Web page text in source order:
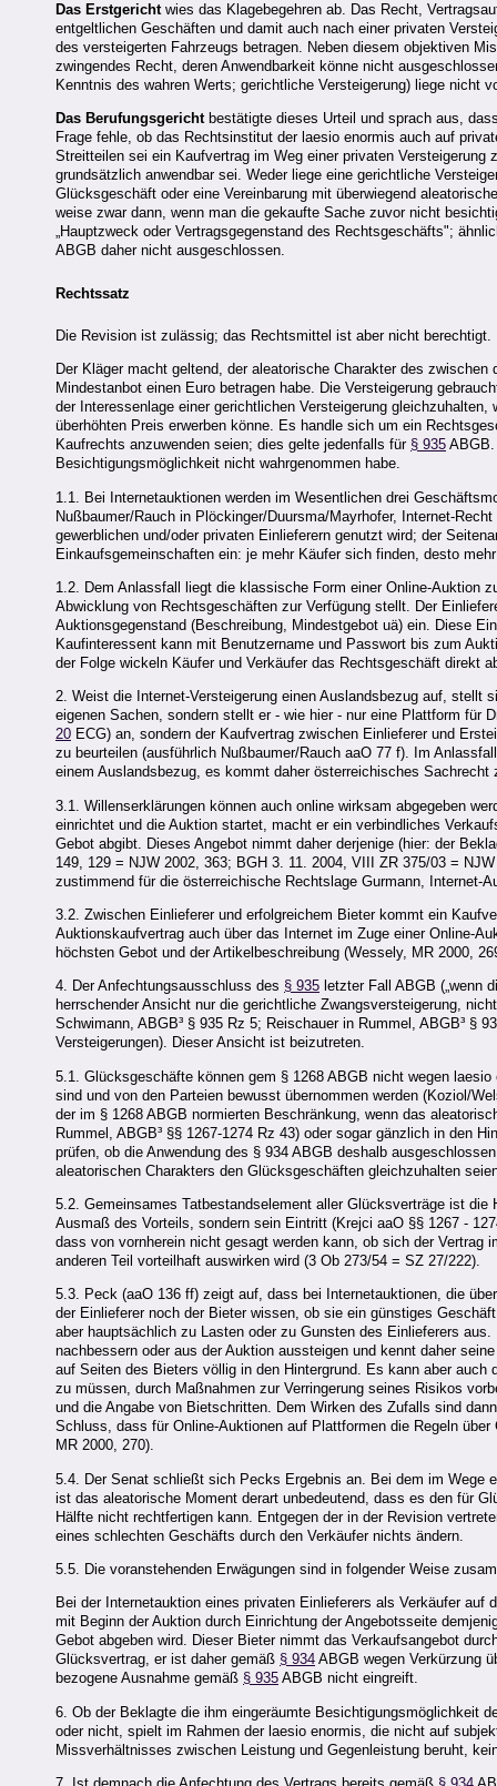
Das Erstgerichtwies das Klagebegehren ab. Das Recht,
entgeltlichen Geschäften und damit auch nach einer privaten
des versteigerten Fahrzeugs betragen. Neben diesem objektiven
zwingendes Recht, deren Anwendbarkeit könne nicht
Kenntnis des wahren Werts; gerichtliche Versteigerung) liege nicht
Das Berufungsgerichtbestätigte dieses Urteil und sprach aus,
Frage fehle, ob das Rechtsinstitut der laesio enormis auch auf
Streitteilen sei ein Kaufvertrag im Weg einer privaten
grundsätzlich anwendbar sei. Weder liege eine gerichtliche
Glücksgeschäft oder eine Vereinbarung mit überwiegend
weise zwar dann, wenn man die gekaufte Sache zuvor nicht
„Hauptzweck oder Vertragsgegenstand des Rechtsgeschäfts";
ABGB daher nicht ausgeschlossen.
Rechtssatz
Die Revision ist zulässig; das Rechtsmittel ist aber nicht berechtigt.
Der Kläger macht geltend, der aleatorische Charakter des
Mindestanbot einen Euro betragen habe. Die Versteigerung
der Interessenlage einer gerichtlichen Versteigerung
überhöhten Preis erwerben könne. Es handle sich um ein
Kaufrechts anzuwenden seien; dies gelte jedenfalls für § 935
Besichtigungsmöglichkeit nicht wahrgenommen habe.
1.1. Bei Internetauktionen werden im Wesentlichen drei
Nußbaumer/Rauch in Plöckinger/Duursma/Mayrhofer, Internet-
gewerblichen und/oder privaten Einlieferern genutzt wird; der
Einkaufsgemeinschaften ein: je mehr Käufer sich finden, desto
1.2. Dem Anlassfall liegt die klassische Form einer Online-Auktion
Abwicklung von Rechtsgeschäften zur Verfügung stellt. Der
Auktionsgegenstand (Beschreibung, Mindestgebot uä) ein. Diese
Kaufinteressent kann mit Benutzername und Passwort bis zum
der Folge wickeln Käufer und Verkäufer das Rechtsgeschäft direkt
2. Weist die Internet-Versteigerung einen Auslandsbezug auf, stellt
eigenen Sachen, sondern stellt er - wie hier - nur eine Plattform
20 ECG) an, sondern der Kaufvertrag zwischen Einlieferer und
zu beurteilen (ausführlich Nußbaumer/Rauch aaO 77 f). Im
einem Auslandsbezug, es kommt daher österreichisches Sachrecht
3.1. Willenserklärungen können auch online wirksam abgegeben
einrichtet und die Auktion startet, macht er ein verbindliches
Gebot abgibt. Dieses Angebot nimmt daher derjenige (hier: der
149, 129 = NJW 2002, 363; BGH 3. 11. 2004, VIII ZR 375/03 =
zustimmend für die österreichische Rechtslage Gurmann, Internet-
3.2. Zwischen Einlieferer und erfolgreichem Bieter kommt ein
Auktionskaufvertrag auch über das Internet im Zuge einer Online-
höchsten Gebot und der Artikelbeschreibung (Wessely, MR 2000,
4. Der Anfechtungsausschluss des § 935 letzter Fall ABGB („wenn
herrschender Ansicht nur die gerichtliche Zwangsversteigerung,
Schwimann, ABGB³ § 935 Rz 5; Reischauer in Rummel, ABGB³ §
Versteigerungen). Dieser Ansicht ist beizutreten.
5.1. Glücksgeschäfte können gem § 1268 ABGB nicht wegen
sind und von den Parteien bewusst übernommen werden (Koziol/
der im § 1268 ABGB normierten Beschränkung, wenn das
Rummel, ABGB³ §§ 1267-1274 Rz 43) oder sogar gänzlich in den
prüfen, ob die Anwendung des § 934 ABGB deshalb
aleatorischen Charakters den Glücksgeschäften gleichzuhalten
5.2. Gemeinsames Tatbestandselement aller Glücksverträge ist
Ausmaß des Vorteils, sondern sein Eintritt (Krejci aaO §§ 1267 -
dass von vornherein nicht gesagt werden kann, ob sich der
anderen Teil vorteilhaft auswirken wird (3 Ob 273/54 = SZ 27/222).
5.3. Peck (aaO 136 ff) zeigt auf, dass bei Internetauktionen, die
der Einlieferer noch der Bieter wissen, ob sie ein günstiges
aber hauptsächlich zu Lasten oder zu Gunsten des Einlieferers
nachbessern oder aus der Auktion aussteigen und kennt daher
auf Seiten des Bieters völlig in den Hintergrund. Es kann aber
zu müssen, durch Maßnahmen zur Verringerung seines Risikos
und die Angabe von Bietschritten. Dem Wirken des Zufalls sind
Schluss, dass für Online-Auktionen auf Plattformen die Regeln
MR 2000, 270).
5.4. Der Senat schließt sich Pecks Ergebnis an. Bei dem im Wege
ist das aleatorische Moment derart unbedeutend, dass es den für
Hälfte nicht rechtfertigen kann. Entgegen der in der Revision
eines schlechten Geschäfts durch den Verkäufer nichts ändern.
5.5. Die voranstehenden Erwägungen sind in folgender Weise
Bei der Internetauktion eines privaten Einlieferers als Verkäufer
mit Beginn der Auktion durch Einrichtung der Angebotsseite
Gebot abgeben wird. Dieser Bieter nimmt das Verkaufsangebot
Glücksvertrag, er ist daher gemäß § 934 ABGB wegen Verkürzung
bezogene Ausnahme gemäß § 935 ABGB nicht eingreift.
6. Ob der Beklagte die ihm eingeräumte Besichtigungsmöglichkeit
oder nicht, spielt im Rahmen der laesio enormis, die nicht auf
Missverhältnisses zwischen Leistung und Gegenleistung beruht,